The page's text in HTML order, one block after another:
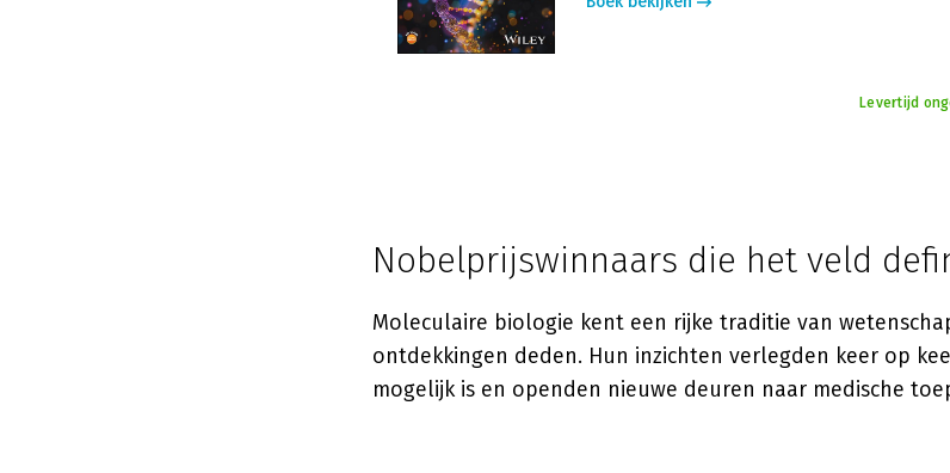
Levertijd
Nobelprijswinnaars die het veld
Moleculaire biologie kent een rijke traditie van
ontdekkingen deden. Hun inzichten verlegden keer op
mogelijk is en openden nieuwe deuren naar medische